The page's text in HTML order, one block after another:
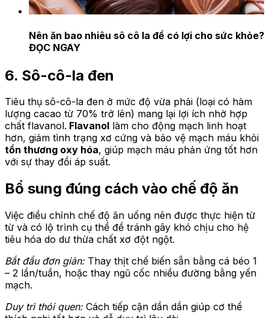
Nên ăn bao nhiêu sô cô la để có lợi cho sức khỏe?
ĐỌC NGAY
6. Sô-cô-la đen
Tiêu thụ sô-cô-la đen ở mức độ vừa phải (loại có hàm
lượng cacao từ 70% trở lên) mang lại lợi ích nhờ hợp
chất flavanol. Flavanol làm cho động mạch linh hoạt
hơn, giảm tình trạng xơ cứng và bảo vệ mạch máu khỏi
tổn thương oxy hóa, giúp mạch máu phản ứng tốt hơn
với sự thay đổi áp suất.
Bổ sung đúng cách vào chế độ ăn
Việc điều chỉnh chế độ ăn uống nên được thực hiện từ
từ và có lộ trình cụ thể để tránh gây khó chịu cho hệ
tiêu hóa do dư thừa chất xơ đột ngột.
Bắt đầu đơn giản:Thay thịt chế biến sẵn bằng cá béo 1
– 2 lần/tuần, hoặc thay ngũ cốc nhiều đường bằng yến
mạch.
Duy trì thói quen:Cách tiếp cận dần dần giúp cơ thể